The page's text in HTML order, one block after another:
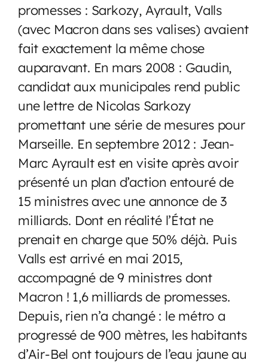
promesses : Sarkozy, Ayrault, Valls
(avec Macron dans ses valises) avaient
fait exactement la même chose
auparavant. En mars 2008 : Gaudin,
candidat aux municipales rend public
une lettre de Nicolas Sarkozy
promettant une série de mesures pour
Marseille. En septembre 2012 : Jean-
Marc Ayrault est en visite après avoir
présenté un plan d’action entouré de
15 ministres avec une annonce de 3
milliards. Dont en réalité l’État ne
prenait en charge que 50% déjà. Puis
Valls est arrivé en mai 2015,
accompagné de 9 ministres dont
Macron ! 1,6 milliards de promesses.
Depuis, rien n’a changé : le métro a
progressé de 900 mètres, les habitants
d’Air-Bel ont toujours de l’eau jaune au